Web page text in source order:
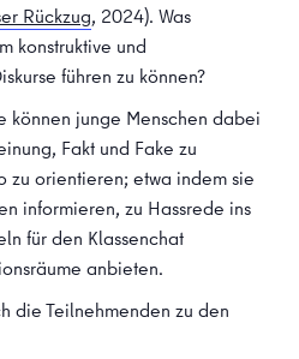
Rückzug, 2024). Was
konstruktive und
führen zu können?
können junge Menschen dabei
Fakt und Fake zu
zu orientieren; etwa indem sie
informieren, zu Hassrede ins
für den Klassenchat
anbieten.
die Teilnehmenden zu den